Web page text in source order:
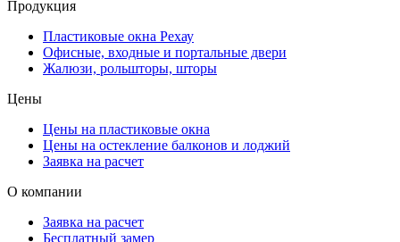
Продукция
Пластиковые окна Рехау
Офисные, входные и портальные двери
Жалюзи, рольшторы, шторы
Цены
Цены на пластиковые окна
Цены на остекление балконов и лоджий
Заявка на расчет
О компании
Заявка на расчет
Бесплатный замер